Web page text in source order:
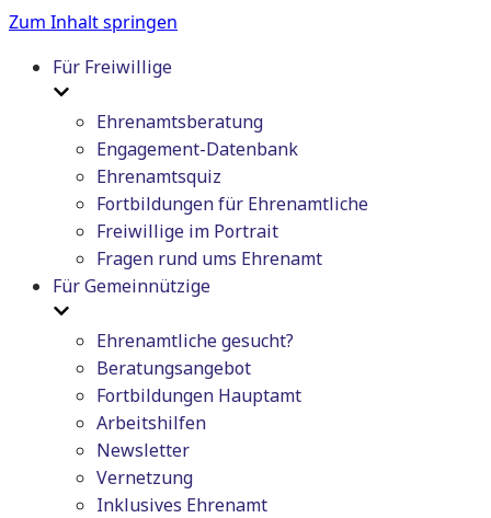
Zum Inhalt springen
Für Freiwillige
Ehrenamtsberatung
Engagement-Datenbank
Ehrenamtsquiz
Fortbildungen für Ehrenamtliche
Freiwillige im Portrait
Fragen rund ums Ehrenamt
Für Gemeinnützige
Ehrenamtliche gesucht?
Beratungsangebot
Fortbildungen Hauptamt
Arbeitshilfen
Newsletter
Vernetzung
Inklusives Ehrenamt